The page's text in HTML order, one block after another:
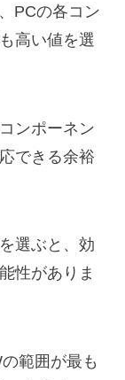
PCの各コン
高い値を選
ンポーネン
できる余裕
選ぶと、効
性がありま
範囲が最も